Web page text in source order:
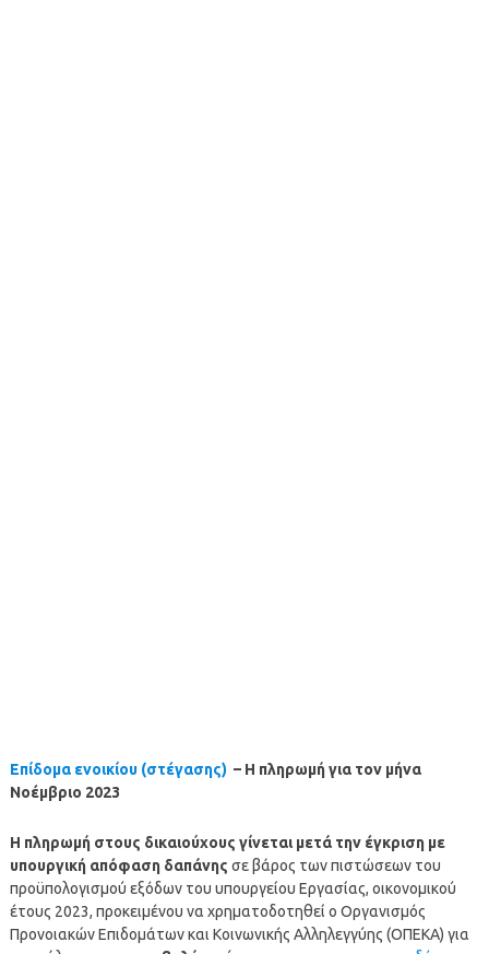
Επίδομα ενοικίου (στέγασης) – Η πληρωμή για τονμήνα
Νοέμβριο 2023
Η πληρωμή στους δικαιούχους γίνεται μετά την έγκριση με
υπουργική απόφαση δαπάνης σε βάρος των πιστώσεων του
προϋπολογισμού εξόδων του υπουργείου Εργασίας, οικονομικού
έτους 2023, προκειμένου να χρηματοδοτηθεί ο Οργανισμός
Προνοιακών Επιδομάτων και Κοινωνικής Αλληλεγγύης (ΟΠΕΚΑ) για